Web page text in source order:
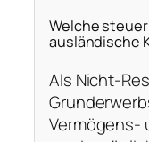
Welche
ausländische
Als
Vermögens‑